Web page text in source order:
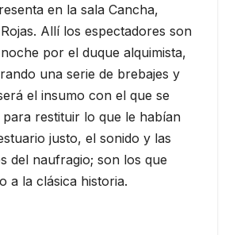
en la sala Cancha,
Allí los espectadores son
por el duque alquimista,
una serie de brebajes y
el insumo con el que se
restituir lo que le habían
justo, el sonido y las
del naufragio; son los que
a la clásica historia.